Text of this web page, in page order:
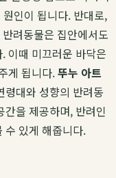
인이 됩니다. 반대로,
려동물은 집안에서도
이때 미끄러운 바닥은
게 됩니다.뚜누 아트
령대와 성향의 반려동
을 제공하며, 반려인
수 있게 해줍니다.